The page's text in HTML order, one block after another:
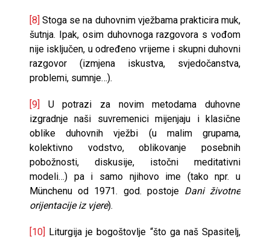
[8] Stoga se na duhovnim vježbama prakticira muk,
šutnja. Ipak, osim duhovnoga razgovora s vođom
nije isključen, u određeno vrijeme i skupni duhovni
razgovor (izmjena iskustva, svjedočanstva,
problemi, sumnje…).
[9]
U potrazi za novim metodama duhovne
izgradnje naši suvremenici mijenjaju i klasične
oblike duhovnih vježbi (u malim grupama,
kolektivno vodstvo, oblikovanje posebnih
pobožnosti, diskusije, istočni meditativni
modeli…) pa i samo njihovo ime (tako npr. u
Münchenu od 1971. god. postoje Dani životne
orijentacije iz vjere).
[10] Liturgija je bogoštovlje “što ga naš Spasitelj,